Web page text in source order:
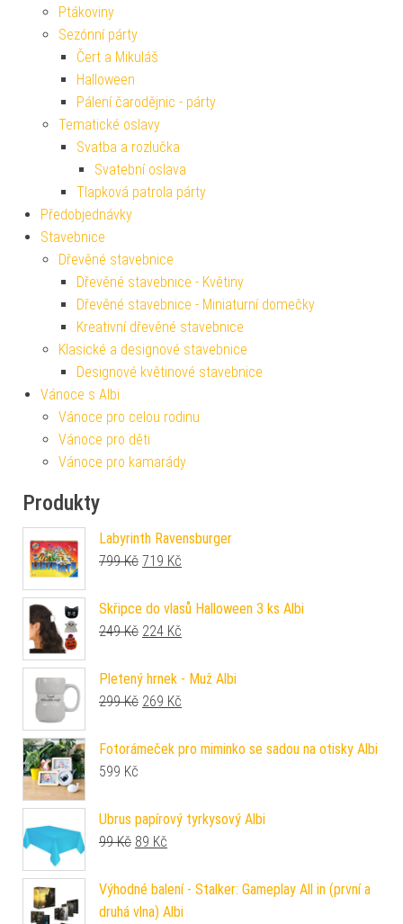
Ptákoviny
Sezónní párty
Čert a Mikuláš
Halloween
Pálení čarodějnic - párty
Tematické oslavy
Svatba a rozlučka
Svatební oslava
Tlapková patrola párty
Předobjednávky
Stavebnice
Dřevěné stavebnice
Dřevěné stavebnice - Květiny
Dřevěné stavebnice - Miniaturní domečky
Kreativní dřevěné stavebnice
Klasické a designové stavebnice
Designové květinové stavebnice
Vánoce s Albi
Vánoce pro celou rodinu
Vánoce pro děti
Vánoce pro kamarády
Produkty
Labyrinth Ravensburger
799Kč Původní cena byla: 799 Kč.
719 Kč
Skřipce do vlasů Halloween 3 ks Albi
249Kč Původní cena byla: 249 Kč.
224 Kč
Pletený hrnek - Muž Albi
299Kč Původní cena byla: 299 Kč.
269 Kč
Fotorámeček pro miminko se sadou na otisky Albi
599 Kč
Ubrus papírový tyrkysový Albi
99Kč Původní cena byla: 99 Kč.
89 Kč
Výhodné balení - Stalker: Gameplay All in (první a
druhá vlna) Albi